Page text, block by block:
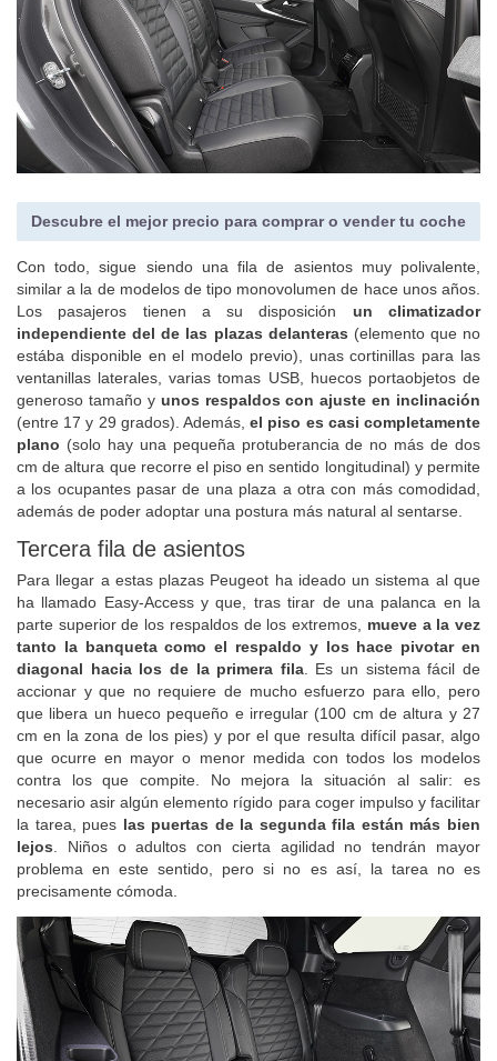
Descubre el mejor precio para comprar o vender tu coche
Con todo, sigue siendo una fila de asientos muy polivalente,
similar a la de modelos de tipo monovolumen de hace unos años.
Los pasajeros tienen a su disposición un climatizador
independiente del de las plazas delanteras (elemento que no
estába disponible en el modelo previo), unas cortinillas para las
ventanillas laterales, varias tomas USB, huecos portaobjetos de
generoso tamaño yunos respaldos con ajuste en inclinación
(entre 17 y 29 grados). Además,el piso es casi completamente
plano (solo hay una pequeña protuberancia de no más de dos
cm de altura que recorre el piso en sentido longitudinal) y permite
a los ocupantes pasar de una plaza a otra con más comodidad,
Para llegar a estas plazas Peugeot ha ideado un sistema al que
ha llamado Easy-Access y que, tras tirar de una palanca en la
parte superior de los respaldos de los extremos,mueve a la vez
tanto la banqueta como el respaldo y los hace pivotar en
diagonal hacia los de la primera fila . Es un sistema fácil de
accionar y que no requiere de mucho esfuerzo para ello, pero
que libera un hueco pequeño e irregular (100 cm de altura y 27
cm en la zona de los pies) y por el que resulta difícil pasar, algo
que ocurre en mayor o menor medida con todos los modelos
contra los que compite. No mejora la situación al salir: es
necesario asir algún elemento rígido para coger impulso y facilitar
la tarea, pueslas puertas de la segunda fila están más bien
lejos. Niños o adultos con cierta agilidad no tendrán mayor
problema en este sentido, pero si no es así, la tarea no es